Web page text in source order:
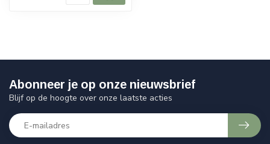
Abonneer je op onze nieuwsbrief
Blijf op de hoogte over onze laatste acties